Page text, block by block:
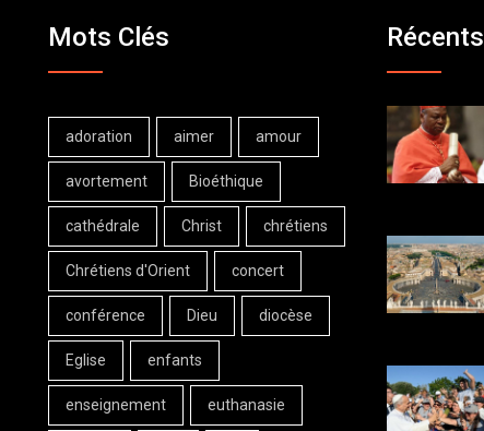
Mots Clés
adoration aimer amour
avortement Bioéthique
cathédrale Christ chrétiens
Chrétiens d'Orient concert
conférence Dieu diocèse
Eglise enfants
enseignement euthanasie
Récents